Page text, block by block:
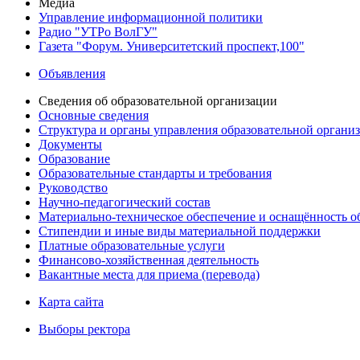
Медиа
Управление информационной политики
Радио "УТРо ВолГУ"
Газета "Форум. Университетский проспект,100"
Объявления
Сведения об образовательной организации
Основные сведения
Структура и органы управления образовательной
Документы
Образование
Образовательные стандарты и требования
Руководство
Научно-педагогический состав
Материально-техническое обеспечение и оснащённость
Стипендии и иные виды материальной поддержки
Платные образовательные услуги
Финансово-хозяйственная деятельность
Вакантные места для приема (перевода)
Карта сайта
Выборы ректора